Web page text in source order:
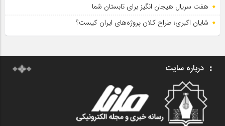
هفت سریال هیجان انگیز برای تابستان شما
شایان اکبری؛ طراح کلان پروژه‌های ایران کیست؟
درباره سایت